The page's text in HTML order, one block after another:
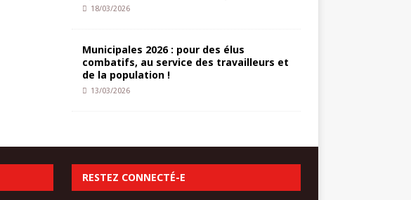
18/03/2026
Municipales 2026 : pour des élus
combatifs, au service des travailleurs et
de la population !
13/03/2026
RESTEZ CONNECTÉ-E